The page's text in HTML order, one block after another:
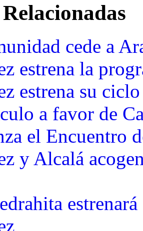
cede a
estrena la
estrena su
a favor de
el Encuentro
y Alcalá